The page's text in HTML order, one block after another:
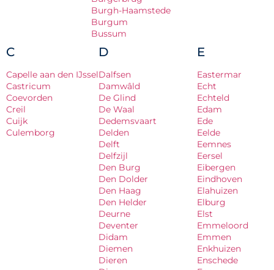
Burgh-Haamstede
Burgum
Bussum
C
Capelle aan den IJssel
Castricum
Coevorden
Creil
Cuijk
Culemborg
D
Dalfsen
Damwâld
De Glind
De Waal
Dedemsvaart
Delden
Delft
Delfzijl
Den Burg
Den Dolder
Den Haag
Den Helder
Deurne
Deventer
Didam
Diemen
Dieren
E
Eastermar
Echt
Echteld
Edam
Ede
Eelde
Eemnes
Eersel
Eibergen
Eindhoven
Elahuizen
Elburg
Elst
Emmeloord
Emmen
Enkhuizen
Enschede